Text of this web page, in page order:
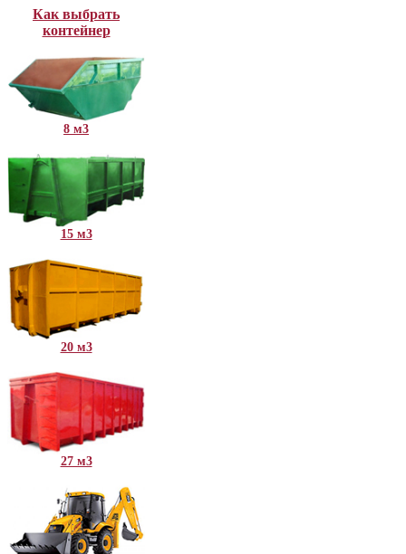
Как выбрать
контейнер
8 м3
15 м3
20 м3
27 м3